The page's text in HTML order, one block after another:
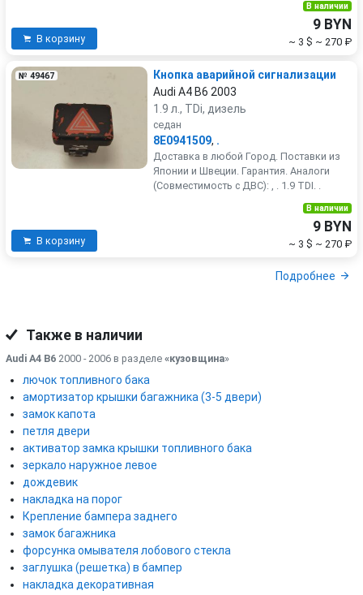
В корзину
В наличии
9 BYN
~ 3 $ ~ 270 ₽
№ 49467
Кнопка аварийной сигнализации
Audi A4 B6 2003
1.9 л., TDi, дизель
седан
8E0941509, .
Доставка в любой Город. Поставки из
Японии и Швеции. Гарантия. Аналоги
(Совместимость с ДВС): , . 1.9 TDI. .
В корзину
В наличии
9 BYN
~ 3 $ ~ 270 ₽
Подробнее
Также в наличии
Audi A4 B6 2000 - 2006 в разделе «кузовщина»
лючок топливного бака
амортизатор крышки багажника (3-5 двери)
замок капота
петля двери
активатор замка крышки топливного бака
зеркало наружное левое
дождевик
накладка на порог
Крепление бампера заднего
замок багажника
форсунка омывателя лобового стекла
заглушка (решетка) в бампер
накладка декоративная